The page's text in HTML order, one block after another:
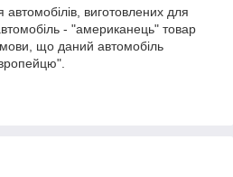
виготовлених для
- "американець" товар
що даний автомобіль